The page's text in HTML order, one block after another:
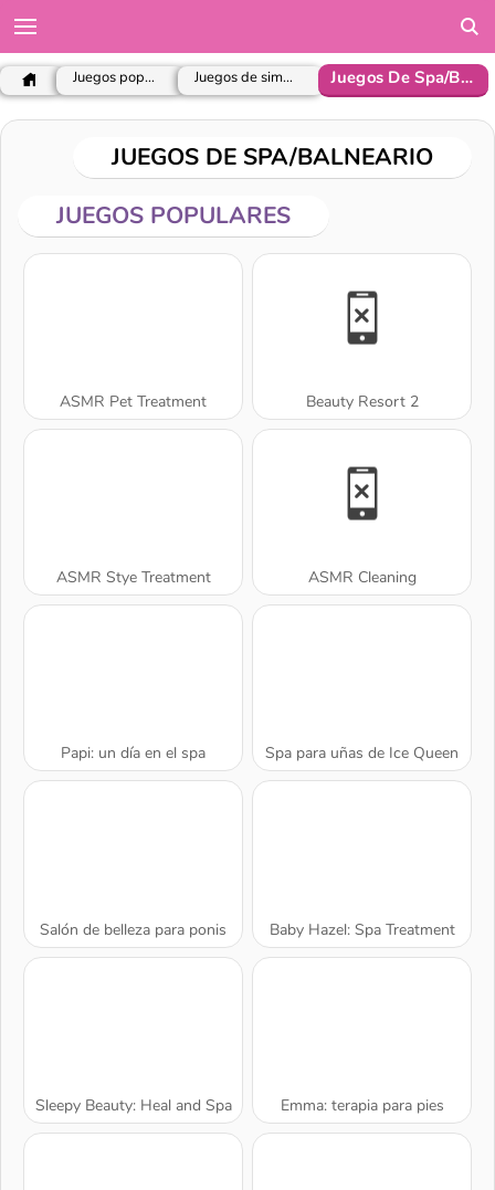
Juegos populares Juegos de simulación Juegos De Spa/Balneario
JUEGOS DE SPA/BALNEARIO
JUEGOS POPULARES
ASMR Pet Treatment Beauty Resort 2
ASMR Stye Treatment ASMR Cleaning
Papi: un día en el spa Spa para uñas de Ice Queen
Salón de belleza para ponis Baby Hazel: Spa Treatment
Sleepy Beauty: Heal and Spa Emma: terapia para pies